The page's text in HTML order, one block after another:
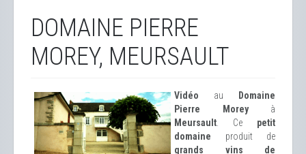
DOMAINE PIERRE
MOREY, MEURSAULT
Vidéo au
Domaine
Pierre Moreyà
Meursault . Ce petit
domaine produit de
grands vins de